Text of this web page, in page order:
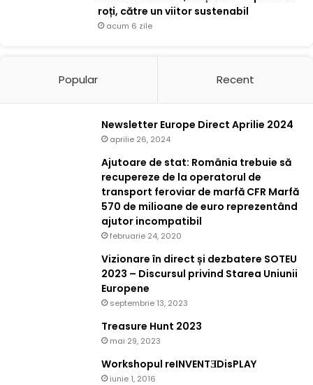
roți, către un viitor sustenabil
acum 6 zile
Popular Recent
Newsletter Europe Direct Aprilie 2024
aprilie 26, 2024
Ajutoare de stat: România trebuie să
recupereze de la operatorul de
transport feroviar de marfă CFR Marfă
570 de milioane de euro reprezentând
ajutor incompatibil
februarie 24, 2020
Vizionare în direct și dezbatere SOTEU
2023 – Discursul privind Starea Uniunii
Europene
septembrie 13, 2023
Treasure Hunt 2023
mai 29, 2023
Workshopul reINVENTƎDisPLAY
iunie 1, 2016